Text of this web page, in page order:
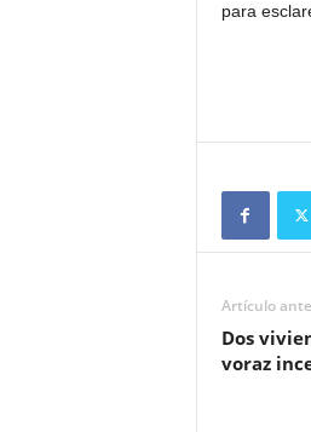
para
Artículo
Dos
voraz